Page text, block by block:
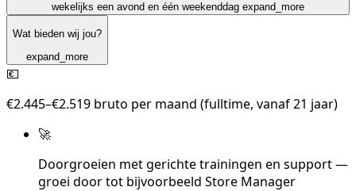
wekelijks een avond en één weekenddag expand_more
Wat bieden wij jou?
expand_more
💶
€2.445–€2.519 bruto per maand (fulltime, vanaf 21 jaar)
🚀
Doorgroeien met gerichte trainingen en support —
groei door tot bijvoorbeeld Store Manager